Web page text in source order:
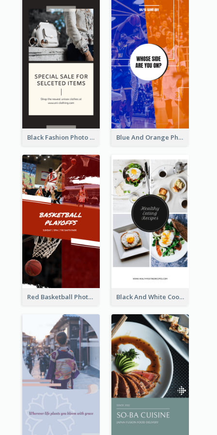
Black Fashion Photo Special Sale Instagram Story Blue And Orange Photo Basketball Match Instagram Story
Red Basketball Photo Basketball Playoffs Instagram Story Black And White Cooking Recipes Instagram Story